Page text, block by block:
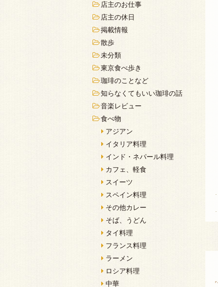
店主のお仕事
店主の休日
掲載情報
散歩
未分類
東京食べ歩き
珈琲のことなど
知らなくてもいい珈琲の話
音楽レビュー
食べ物
アジアン
イタリア料理
インド・ネパール料理
カフェ、軽食
スイーツ
スペイン料理
その他カレー
そば、うどん
タイ料理
フランス料理
ラーメン
ロシア料理
中華